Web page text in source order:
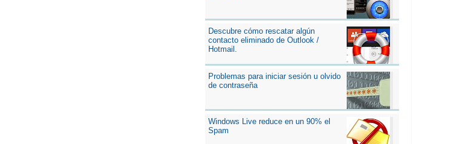
Descubre cómo rescatar algún
contacto eliminado de Outlook /
Hotmail.
Problemas para iniciar sesión u olvido
de contraseña
Windows Live reduce en un 90% el
Spam